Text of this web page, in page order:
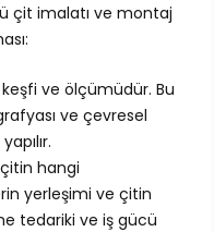
çit imalatı ve montaj
ve ölçümüdür. Bu
ve çevresel
hangi
yerleşimi ve çitin
tedariki ve iş gücü